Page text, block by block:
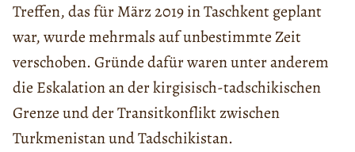
Treffen, das für März 2019 in Taschkent geplant
war, wurde mehrmals auf unbestimmte Zeit
verschoben. Gründe dafür waren unter anderem
die Eskalation an der kirgisisch-tadschikischen
Grenze und der Transitkonflikt zwischen
Turkmenistan und Tadschikistan.